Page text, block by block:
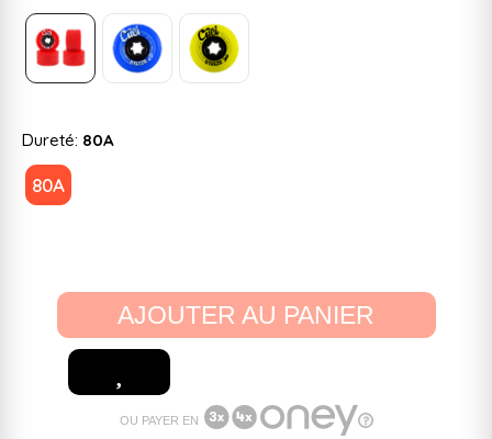
Dureté: 80A
80A
AJOUTER AU PANIER
OU PAYER EN